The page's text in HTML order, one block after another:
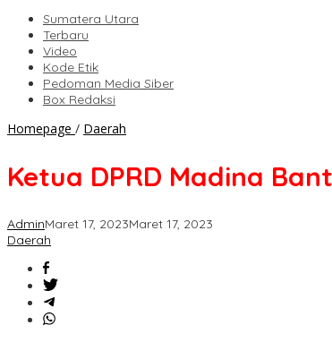
Sumatera Utara
Terbaru
Video
Kode Etik
Pedoman Media Siber
Box Redaksi
Homepage / Daerah
Bantu
di
Ketua DPRD Madina
AdminMaret 17, 2023Maret 17, 2023
Daerah